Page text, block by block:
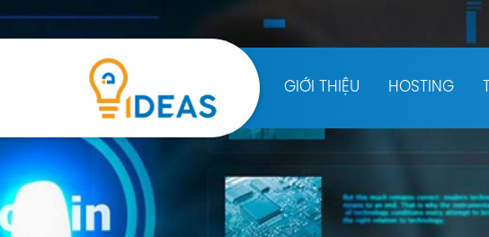
GIỚI THIỆU HOSTING